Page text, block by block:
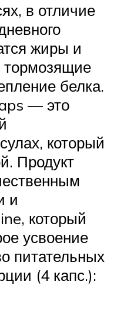
в отличие
жиры и
тормозящие
белка.
— это
который
Продукт
и
который
усвоение
питательных
(4 капс.):